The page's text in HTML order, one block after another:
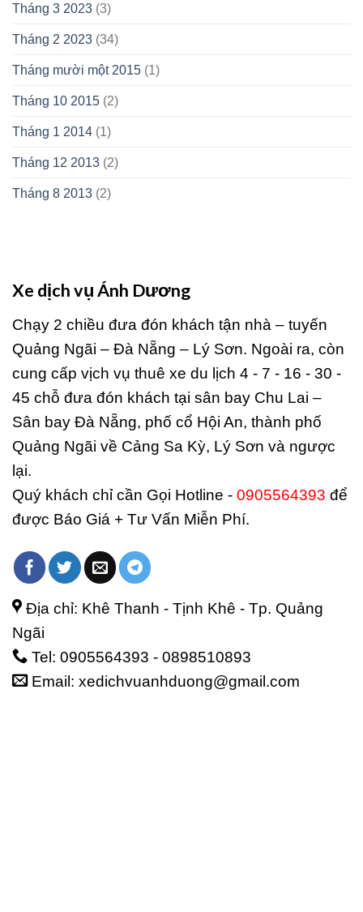
Tháng 3 2023 (3)
Tháng 2 2023 (34)
Tháng mười một 2015 (1)
Tháng 10 2015 (2)
Tháng 1 2014 (1)
Tháng 12 2013 (2)
Tháng 8 2013 (2)
Xe dịch vụ Ánh Dương
Chạy 2 chiều đưa đón khách tận nhà – tuyến
Quảng Ngãi – Đà Nẵng – Lý Sơn. Ngoài ra, còn
cung cấp vịch vụ thuê xe du lịch 4 - 7 - 16 - 30 -
45 chỗ đưa đón khách tại sân bay Chu Lai –
Sân bay Đà Nẵng, phố cổ Hội An, thành phố
Quảng Ngãi về Cảng Sa Kỳ, Lý Sơn và ngược
lại.
Quý khách chỉ cần Gọi Hotline - 0905564393 để
được Báo Giá + Tư Vấn Miễn Phí.
Địa chỉ: Khê Thanh - Tịnh Khê - Tp. Quảng
Ngãi
Tel: 0905564393 - 0898510893
Email: xedichvuanhduong@gmail.com